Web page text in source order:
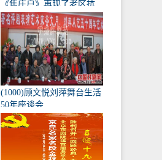
《焦庄户》再现了老区抗
日战争的历史，大师级的
美妙歌声令人无法享受！
(1000)顾文悦刘萍舞台生活
50年座谈会